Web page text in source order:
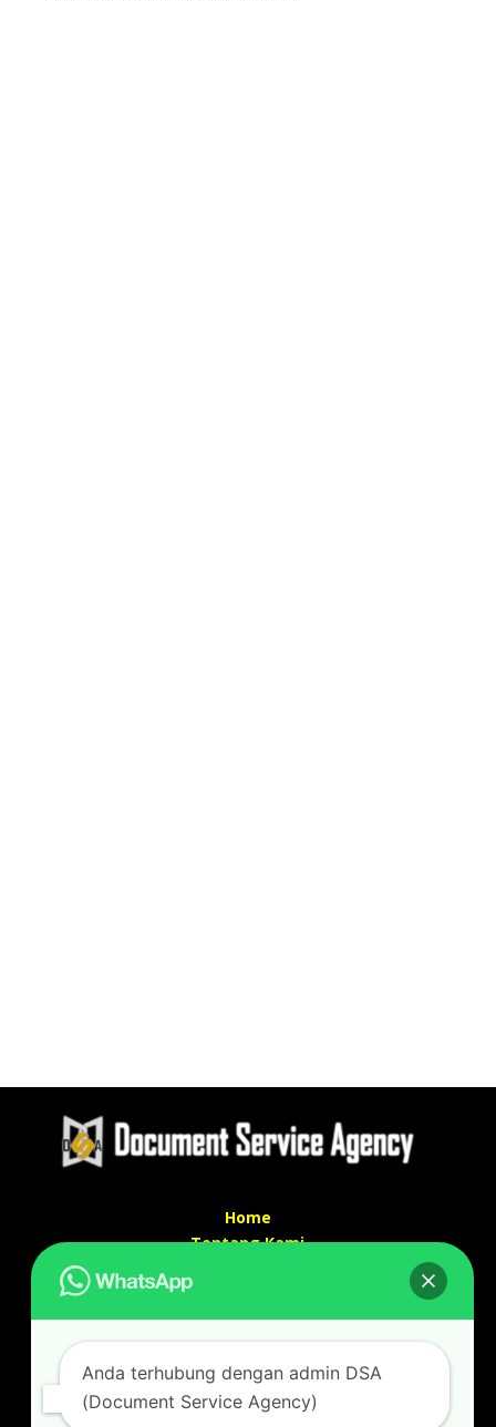
Home
Tentang Kami
Kontak kami
Alamat kantor :
Jl Swadaya Pam No 6 Rt 006 Rw 007 Jatinegara,
Anda terhubung dengan admin DSA
(Document Service Agency)